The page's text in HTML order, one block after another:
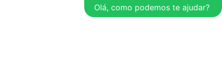
Olá, como podemos te ajudar?